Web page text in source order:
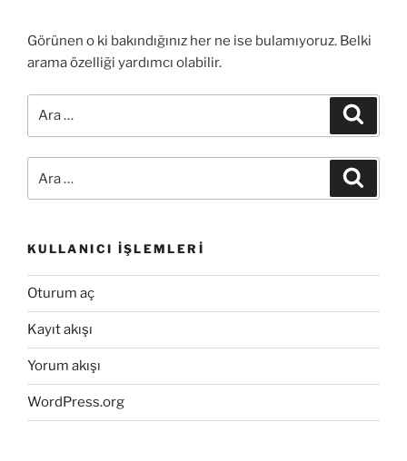
Görünen o ki bakındığınız her ne ise bulamıyoruz. Belki
arama özelliği yardımcı olabilir.
KULLANICI İŞLEMLERI
Oturum aç
Kayıt akışı
Yorum akışı
WordPress.org